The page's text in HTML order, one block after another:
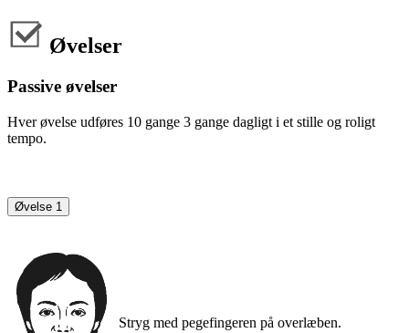
Øvelser
Passive øvelser
Hver øvelse udføres 10 gange 3 gange dagligt i et stille og roligt
tempo.
Øvelse 1
Stryg med pegefingeren på overlæben.